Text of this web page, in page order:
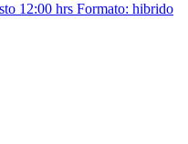
12:00 hrs Formato: hibrido